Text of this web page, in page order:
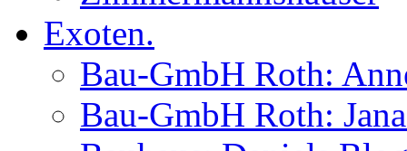
Exoten.
Bau-GmbH Roth:
Bau-GmbH Roth: